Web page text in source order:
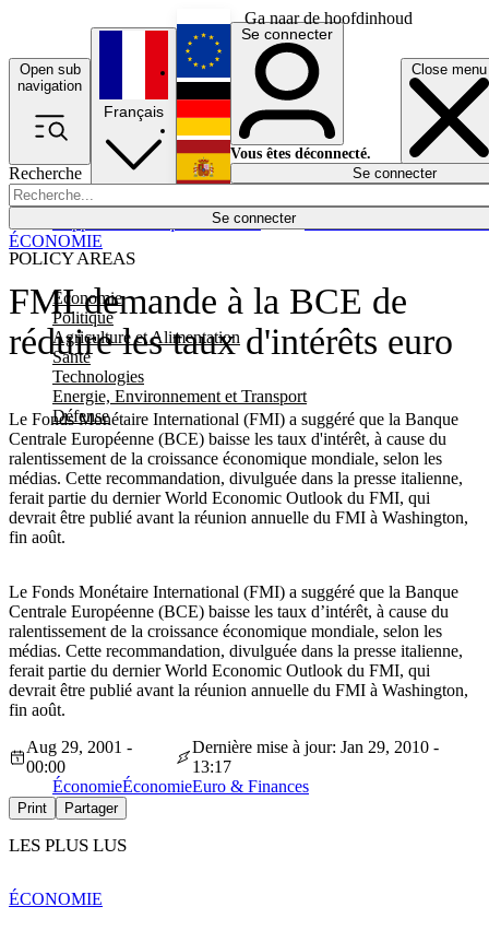
Ga naar de hoofdinhoud
Open sub
navigation
Close menu
Recherche
Se connecter
POLICY AREAS
Economie
Politique
Agriculture et Alimentation
Santé
Technologies
Energie, Environnement et Transport
Défense
Économie
Français
English
Deutsch
Español
Se connecter
Vous êtes déconnecté.
Se connecter
FMI demande à la BCE de
réduire les taux d'intérêts euro
Le Fonds Monétaire International (FMI) a suggéré que la Banque
Centrale Européenne (BCE) baisse les taux d'intérêt, à cause du
ralentissement de la croissance économique mondiale, selon les
médias. Cette recommandation, divulguée dans la presse italienne,
ferait partie du dernier World Economic Outlook du FMI, qui
devrait être publié avant la réunion annuelle du FMI à Washington,
fin août.
ÉCONOMIE
Le Fonds Monétaire International (FMI) a suggéré que la Banque
Centrale Européenne (BCE) baisse les taux d’intérêt, à cause du
ralentissement de la croissance économique mondiale, selon les
médias. Cette recommandation, divulguée dans la presse italienne,
ferait partie du dernier World Economic Outlook du FMI, qui
devrait être publié avant la réunion annuelle du FMI à Washington,
fin août.
Aug 29, 2001 -
00:00
Dernière mise à jour: Jan 29, 2010 -
13:17
ÉconomieÉconomieEuro & Finances
Print Partager
LES PLUS LUS
ÉCONOMIE